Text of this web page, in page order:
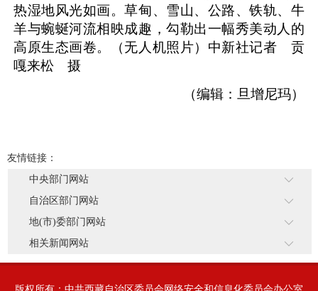
热湿地风光如画。草甸、雪山、公路、铁轨、牛
羊与蜿蜒河流相映成趣，勾勒出一幅秀美动人的
高原生态画卷。（无人机照片） 中新社记者 贡
嘎来松 摄
（编辑：旦增尼玛）
友情链接：
中央部门网站
自治区部门网站
地(市)委部门网站
相关新闻网站